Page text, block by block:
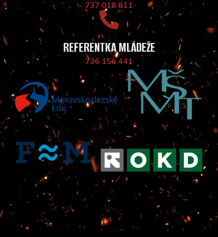
737 018 811
REFERENTKA MLÁDEŽE
736 156 441